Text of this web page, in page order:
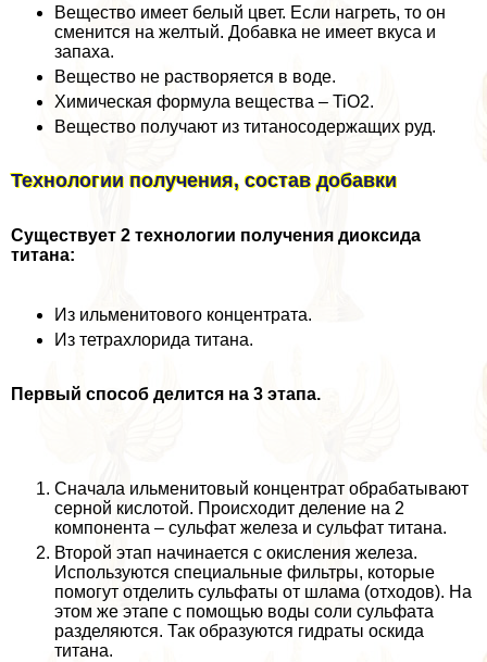
Вещество имеет белый цвет. Если нагреть, то он
сменится на желтый. Добавка не имеет вкуса и
запаха.
Вещество не растворяется в воде.
Химическая формула вещества – TiO2.
Вещество получают из титаносодержащих руд.
Технологии получения, состав добавки
Существует 2 технологии получения диоксида
титана:
Из ильменитового концентрата.
Из тетрахлорида титана.
Первый способ делится на 3 этапа.
Сначала ильменитовый концентрат обpaбатывают
серной кислотой. Происходит деление на 2
компонента – сульфат железа и сульфат титана.
Второй этап начинается с окисления железа.
Используются специальные фильтры, которые
помогут отделить сульфаты от шлама (отходов). На
этом же этапе с помощью воды соли сульфата
разделяются. Так образуются гидраты оскида
титана.